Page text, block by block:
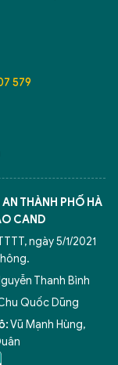
579
THÀNH PHỐ HÀ
CAND
ngày 5/1/2021
Thanh Bình
Quốc Dũng
Vũ Mạnh Hùng,
xử lý điểm nghẽn của